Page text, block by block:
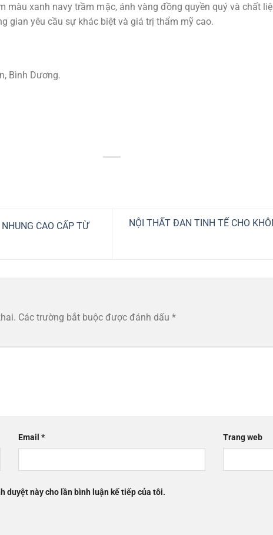
màu xanh navy trầm mặc, ánh vàng đồng quyền quý và chất
gian yêu cầu sự khác biệt và giá trị thẩm mỹ cao.
Bình Dương.
CAO CẤP TỪ
NỘI THẤT ĐAN TINH TẾ CHO
Các trường bắt buộc được đánh dấu*
Email* Trang web
duyệt này cho lần bình luận kế tiếp của tôi.